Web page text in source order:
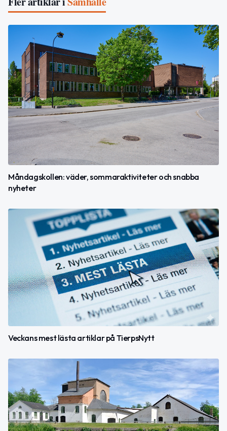
Måndagskollen: väder, sommaraktiviteter och snabba
nyheter
Veckans mest lästa artiklar på TierpsNytt